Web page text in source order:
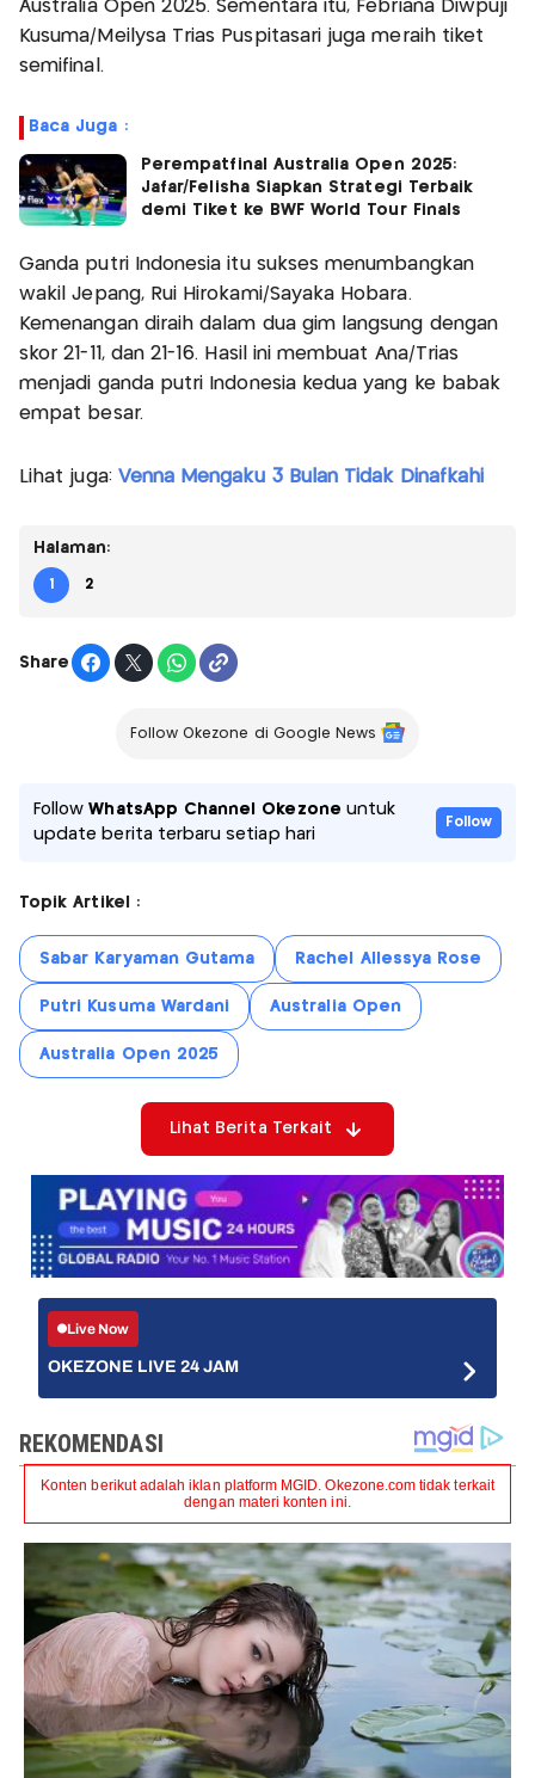
Australia Open 2025. Sementara itu, Febriana Diwpuji
Kusuma/Meilysa Trias Puspitasari juga meraih tiket
semifinal.
Baca Juga :
Perempatfinal Australia Open 2025:
Jafar/Felisha Siapkan Strategi Terbaik
demi Tiket ke BWF World Tour Finals
Ganda putri Indonesia itu sukses menumbangkan
wakil Jepang, Rui Hirokami/Sayaka Hobara.
Kemenangan diraih dalam dua gim langsung dengan
skor 21-11, dan 21-16. Hasil ini membuat Ana/Trias
menjadi ganda putri Indonesia kedua yang ke babak
empat besar.
Lihat juga: Venna Mengaku 3 Bulan Tidak Dinafkahi
Halaman:
1 2
Share
Follow Okezone di Google News
FollowWhatsApp Channel Okezone untuk
update berita terbaru setiap hari
Follow
Topik Artikel :
Sabar Karyaman Gutama Rachel Allessya Rose
Putri Kusuma Wardani Australia Open
Australia Open 2025
Lihat Berita Terkait
Live Now
OKEZONE LIVE 24 JAM